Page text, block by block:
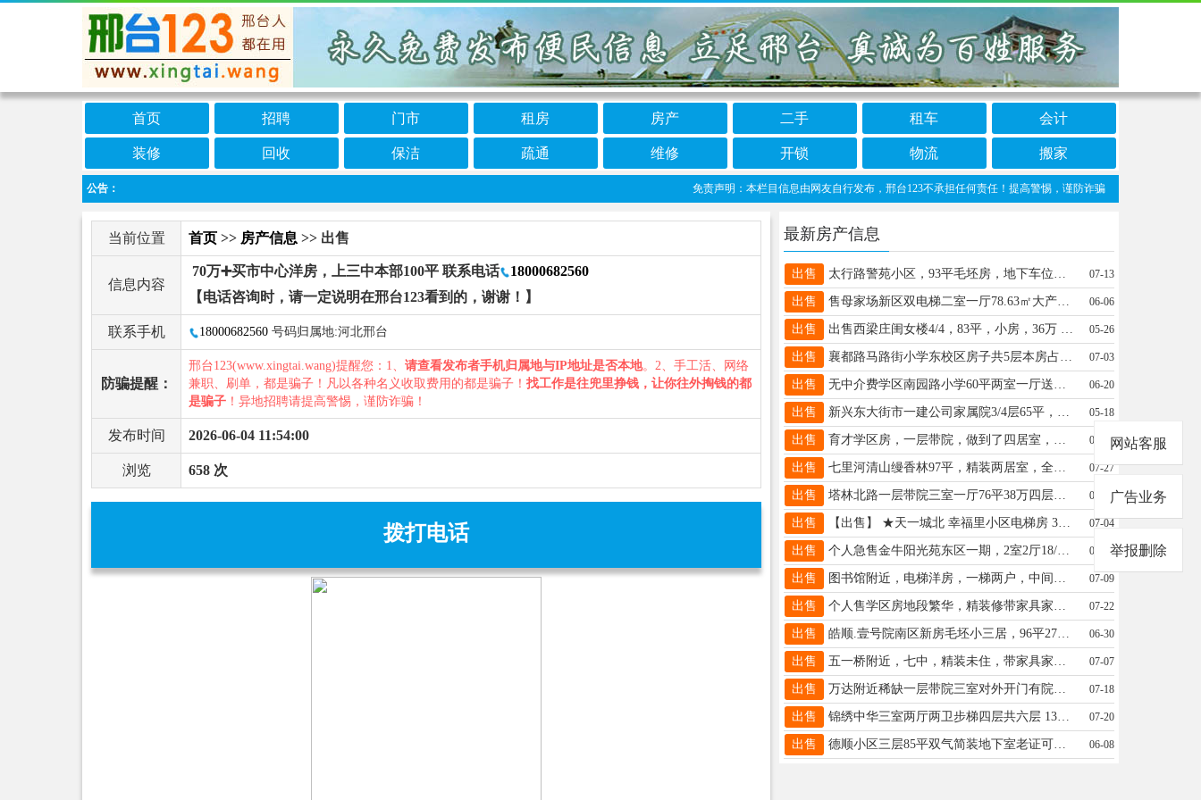
首页 招聘 门市 租房 房产 二手 租车 会计
装修 回收 保洁 疏通 维修 开锁 物流 搬家
公告： 免责声明：本栏目信息由网友自行发布，邢台123不承担任何责任！提高警惕，谨防诈骗！做推广、做信息置
当前位置 首页 >> 房产信息 >> 出售
信息内容
70万➕买市中心洋房，上三中本部100平 联系电话
18000682560
【电话咨询时，请一定说明在邢台123看到的，谢谢！】
联系手机 18000682560 号码归属地:河北邢台
防骗提醒：
邢台123(www.xingtai.wang)提醒您：1、 请查看发布者手机归属地与IP地址是否本地。2、手工活、网络
兼职、刷单，都是骗子！凡以各种名义收取费用的都是骗子！ 找工作是往兜里挣钱，让你往外掏钱的都
是骗子 ！异地招聘请提高警惕，谨防诈骗！
发布时间 2026-06-04 11:54:00
浏览 658 次
拨打电话
最新房产信息
出售 太行路警苑小区，93平毛坯房，地下车位，地下室，35万。电话：18731980737 07-13
出售 售母家场新区双电梯二室一厅78.63㎡大产权精装房马路街小学区房20/28层5200元/㎡13739802000 06-06
出售 出售西梁庄闺女楼4/4，83平，小房，36万 电话15227659006 05-26
出售 襄都路马路街小学东校区房子共5层本房占4层3室2厅2卫150平另赠车库25平最低82万白皮可更名 19031190846 07-03
出售 无中介费学区南园路小学60平两室一厅送小房。老证家具家电齐全4层卖17.8 租500市中心15613926166 查看图片 06-20
出售 新兴东大街市一建公司家属院3/4层65平，两室一厅双气，新华南，三中南校区学区房带小房。售价27万13933727900 05-18
出售 育才学区房，一层带院，做到了四居室，院子对外开门，双气，老证，没有土地出让金，一口价39.8万，15097929478 07-23
出售 七里河清山缦香林97平，精装两居室，全套家具家电，拎包住，有证能贷款，中间好楼层，58万，15231922688 查看图片 07-27
出售 塔林北路一层带院三室一厅76平38万四层三室一厅90平33万二层17万13303197260 07-16
出售 【出售】 ★天一城北 幸福里小区电梯房 3室2厅1卫 110平 精装 大产权 55万 13930918412 07-04
出售 个人急售金牛阳光苑东区一期，2室2厅18/27，车位紧邻地下室，价格低廉电话19931962765 07-20
出售 图书馆附近，电梯洋房，一梯两户，中间好楼层，两室两厅，带储藏室，有证，59万，13730556894 07-09
出售 个人售学区房地段繁华，精装修带家具家电拎包入住，晨光小学 六中，57平两居室.带地面小房 电话：15733123135 07-22
出售 皓顺.壹号院南区新房毛坯小三居，96平27层，房子配套设施齐全小区高端大气环境优美，随时看房议价。13231978753 06-30
出售 五一桥附近，七中，精装未住，带家具家电，二层共六层，80平，47.8万，19133976662 07-07
出售 万达附近稀缺一层带院三室对外开门有院子电话18831994696 07-18
出售 锦绣中华三室两厅两卫步梯四层共六层 132平，带地下室，76万13513296091 07-20
出售 德顺小区三层85平双气简装地下室老证可贷款可过户售39万15531903330 06-08
网站客服
广告业务
举报删除